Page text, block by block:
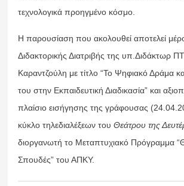
τεχνολογικά προηγμένο κόσμο.
Η παρουσίαση που ακολουθεί αποτελεί
Διδακτορικής Διατριβής της υπ.Διδάκτωρ
Καραντζούλη με τίτλο “Το Ψηφιακό Δράμα
του στην Εκπαιδευτική Διαδικασία” και
πλαίσιο εισήγησης της γράφουσας
κύκλο τηλεδιαλέξεων τουΘεάτρου της
διοργανωτή το Μεταπτυχιακό Πρόγραμμα
Σπουδές” του ΑΠΚΥ.